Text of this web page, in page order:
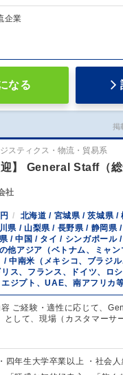
企業
なる
掲
スティクス・物流・貿易系
迎】 General Staff（総
社
北海道 / 宮城県 / 茨城県 /
県 / 山梨県 / 長野県 / 静岡県
/ 中国 / タイ / シンガポール
他アジア（ベトナム、ミャ
/ 中南米（メキシコ、ブラジ
ス、フランス、ドイツ、ロ
ジプト、UAE、南アフリカ等
ご経験・適性に応じて、
として、現場（カスタマーサ
・四年生大学卒業以上 ・社会